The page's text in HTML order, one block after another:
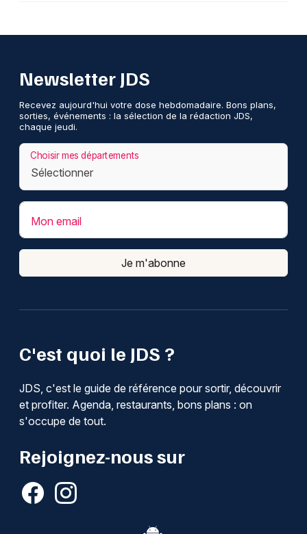
C'est quoi le JDS ?
JDS, c'est le guide de référence pour sortir, découvrir
et profiter. Agenda, restaurants, bons plans : on
s'occupe de tout.
Rejoignez-nous sur
Newsletter JDS
Recevez aujourd'hui votre dose hebdomadaire. Bons plans,
sorties, événements : la sélection de la rédaction JDS,
chaque jeudi.
Choisir mes départements
Mon email
Je m'abonne